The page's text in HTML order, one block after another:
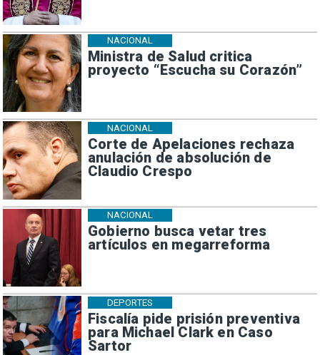
Ministra de Salud critica
proyecto “Escucha su Corazón”
NACIONAL
Corte de Apelaciones rechaza
anulación de absolución de
Claudio Crespo
NACIONAL
Gobierno busca vetar tres
artículos en megarreforma
NACIONAL
Fiscalía pide prisión preventiva
para Michael Clark en Caso
Sartor
DEPORTES